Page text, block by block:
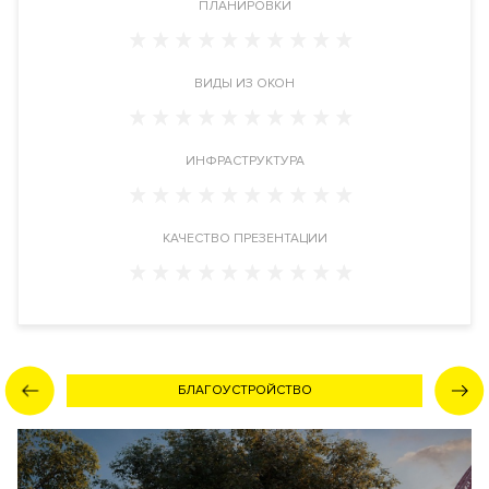
Ансамбль клубных резиденций Ривер Резиденс имеет
поквартирного мультизонального кондиционирования,
малошумные лифты. Автоматизированная система
диспетчеризации инженерного оборудования здания.
Автоматическая система пожаротушения, противопожарная
ПЛАНИРОВКИ
ВИДЫ ИЗ ОКОН
ИНФРАСТРУКТУРА
КАЧЕСТВО ПРЕЗЕНТАЦИИ
БЛАГОУСТРОЙСТВО